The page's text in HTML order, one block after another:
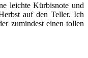
leichte Kürbisnote und
auf den Teller. Ich
zumindest einen tollen